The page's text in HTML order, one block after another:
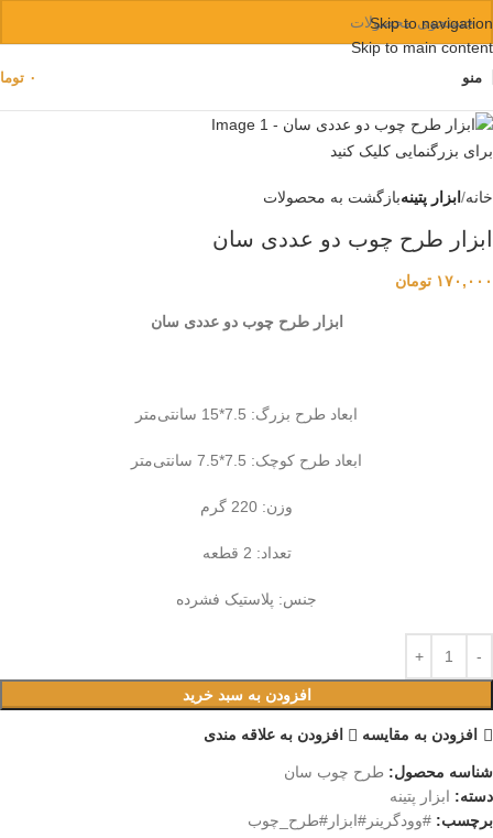
Skip to navigation
Skip to main content
منو ۰
برای بزرگنمایی کلیک کنید
خانه ابزار پتینهبازگشت به محصولات
ابزار طرح چوب دو عددی سان
۱۷۰,۰۰۰ تومان
ابزار طرح چوب دو عددی سان
ابعاد طرح بزرگ: 7.5*15 سانتی‌متر
ابعاد طرح کوچک: 7.5*7.5 سانتی‌متر
وزن: 220 گرم
تعداد: 2 قطعه
جنس: پلاستیک فشرده
افزودن به سبد خرید
افزودن به مقایسه افزودن به علاقه مندی
شناسه محصول: طرح چوب سان
دسته: ابزار پتینه
برچسب: #وودگرینر#ابزار#طرح_چوب